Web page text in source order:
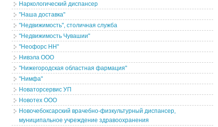
Наркологический диспансер
"Наша доставка"
"Недвижимость", столичная служба
"Недвижимость Чувашии"
"Неофорс НН"
Нивэла ООО
"Нижегородская областная фармация"
"Нимфа"
Новаторсервис УП
Новотех ООО
Новочебоксарский врачебно-физкультурный диспансер,
муниципальное учреждение здравоохранения